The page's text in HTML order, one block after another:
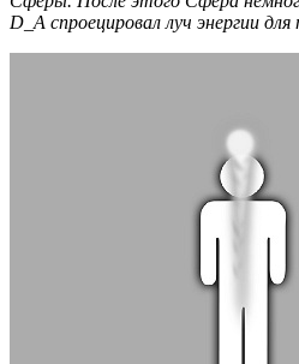
D A спроецировал луч энергии